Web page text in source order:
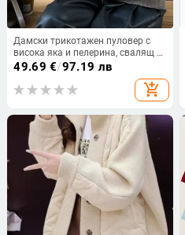
Дамски трикотажен пуловер с
висока яка и пелерина, свалящ се
шал, комплектот от две части
49.69 €/97.19 лв
add_shopping_cart